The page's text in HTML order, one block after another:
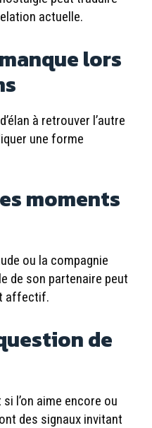
actuelle.
lors
à retrouver l’autre
une forme
moments
ou la compagnie
de son partenaire peut
affectif.
de
l’on aime encore ou
des signaux invitant